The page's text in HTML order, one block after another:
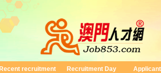
Recent recruitment Recruitment Day